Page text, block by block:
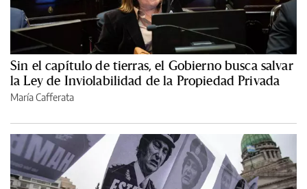
Sin el capítulo de tierras, el Gobierno busca salvar
la Ley de Inviolabilidad de la Propiedad Privada
María Cafferata